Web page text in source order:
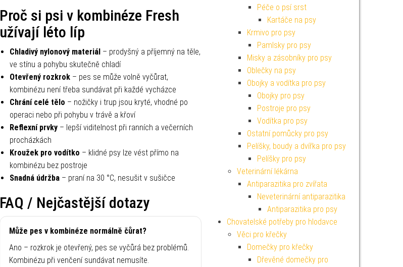
Proč si psi v kombinéze Fresh
užívají léto líp
Chladivý nylonový materiál– prodyšný a příjemný na těle,
ve stínu a pohybu skutečně chladí
Otevřený rozkrok– pes se může volně vyčůrat,
kombinézu není třeba sundávat při každé vycházce
Chrání celé tělo – nožičky i trup jsou kryté, vhodné po
operaci nebo při pohybu v trávě a křoví
Reflexní prvky– lepší viditelnost při ranních a večerních
procházkách
Kroužek pro vodítko – klidné psy lze vést přímo na
kombinézu bez postroje
Snadná údržba– praní na 30 °C, nesušit v sušičce
FAQ / Nejčastější dotazy
Může pes v kombinéze normálně čůrat?
Ano – rozkrok je otevřený, pes se vyčůrá bez problémů.
Kombinézu při venčení sundávat nemusíte.
Péče o psí srst
Kartáče na psy
Krmivo pro psy
Pamlsky pro psy
Misky a zásobníky pro psy
Oblečky na psy
Obojky a vodítka pro psy
Obojky pro psy
Postroje pro psy
Vodítka pro psy
Ostatní pomůcky pro psy
Pelíšky, boudy a dvířka pro psy
Pelíšky pro psy
Veterinární lékárna
Antiparazitika pro zvířata
Neveterinární antiparazitika
Antiparazitika pro psy
Chovatelské potřeby pro hlodavce
Věci pro křečky
Domečky pro křečky
Dřevěné domečky pro